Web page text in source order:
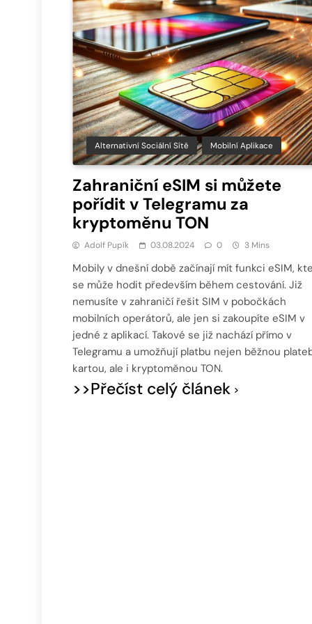
Alternativní Sociální Sítě Mobilní Aplikace
Zahraniční eSIM si můžete
pořídit v Telegramu za
kryptoměnu TON
Adolf Pupík 03.08.2024 0 3 Mins
Mobily v dnešní době začínají mít funkci eSIM,
se může hodit především během cestování. Již
nemusíte v zahraničí řešit SIM v pobočkách
mobilních operátorů, ale jen si zakoupíte eSIM v
jedné z aplikací. Takové se již nachází přímo v
Telegramu a umožňují platbu nejen běžnou
kartou, ale i kryptoměnou TON.
>>Přečíst celý článek